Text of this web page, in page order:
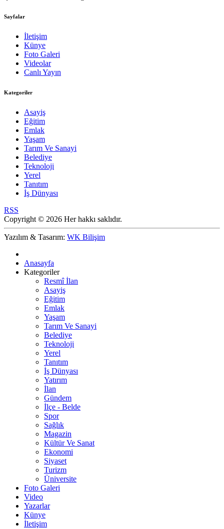
Sayfalar
İletişim
Künye
Foto Galeri
Videolar
Canlı Yayın
Kategoriler
Asayiş
Eğitim
Emlak
Yaşam
Tarım Ve Sanayi
Belediye
Teknoloji
Yerel
Tanıtım
İş Dünyası
RSS
Copyright © 2026 Her hakkı saklıdır.
Yazılım & Tasarım: WK Bilişim
Anasayfa
Kategoriler
Resmî İlan
Asayiş
Eğitim
Emlak
Yaşam
Tarım Ve Sanayi
Belediye
Teknoloji
Yerel
Tanıtım
İş Dünyası
Yatırım
İlan
Gündem
İlçe - Belde
Spor
Sağlık
Magazin
Kültür Ve Sanat
Ekonomi
Siyaset
Turizm
Üniversite
Foto Galeri
Video
Yazarlar
Künye
İletişim